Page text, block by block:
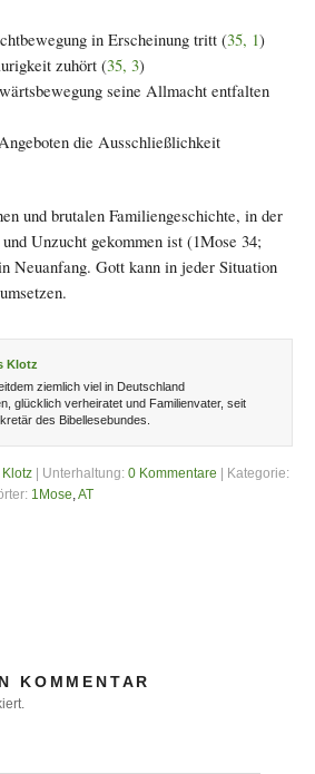
in Erscheinung tritt (35, 1)
zuhört (35, 3)
seine Allmacht entfalten
die Ausschließlichkeit
und brutalen Familiengeschichte, in der
Unzucht gekommen ist (1Mose 34;
Neuanfang. Gott kann in jeder Situation
Klotz
ziemlich viel in Deutschland
glücklich verheiratet und Familienvater, seit
des Bibellesebundes.
| Unterhaltung: 0 Kommentare | Kategorie:
1Mose AT
KOMMENTAR